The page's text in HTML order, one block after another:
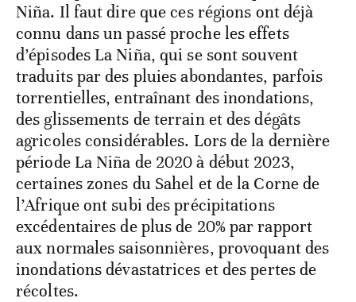
Niña. Il faut dire que ces régions ont déjà
connu dans un passé proche les effets
d’épisodes La Niña, qui se sont souvent
traduits par des pluies abondantes, parfois
torrentielles, entraînant des inondations,
des glissements de terrain et des dégâts
agricoles considérables. Lors de la dernière
période La Niña de 2020 à début 2023,
certaines zones du Sahel et de la Corne de
l’Afrique ont subi des précipitations
excédentaires de plus de 20% par rapport
aux normales saisonnières, provoquant des
inondations dévastatrices et des pertes de
récoltes.